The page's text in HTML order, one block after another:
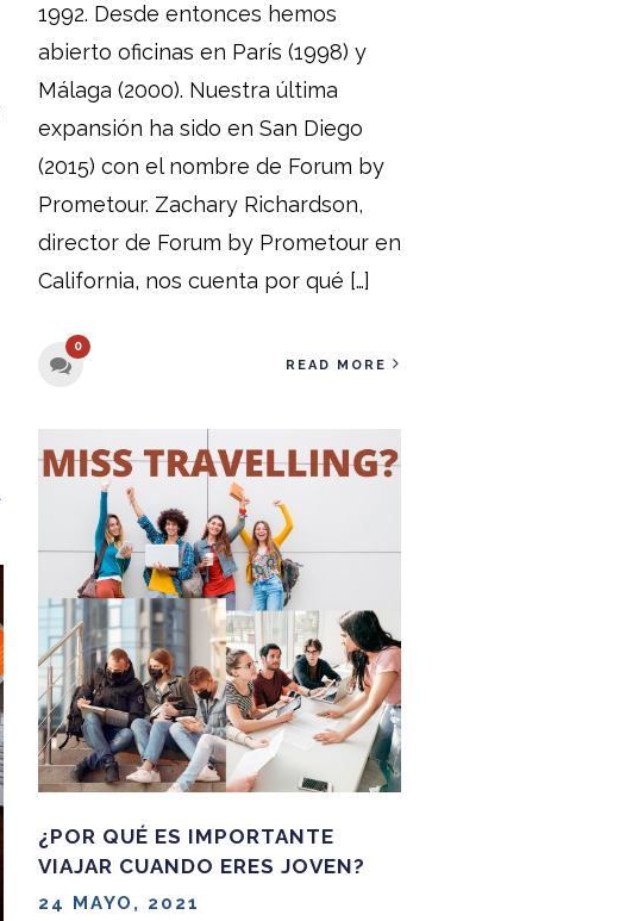
1992. Desde entonces hemos
abierto oficinas en París (1998) y
Málaga (2000). Nuestra última
expansión ha sido en San Diego
(2015) con el nombre de Forum by
Prometour. Zachary Richardson,
director de Forum by Prometour en
California, nos cuenta por qué […]
0
READ MORE
¿POR QUÉ ES IMPORTANTE
VIAJAR CUANDO ERES JOVEN?
24 MAYO, 2021